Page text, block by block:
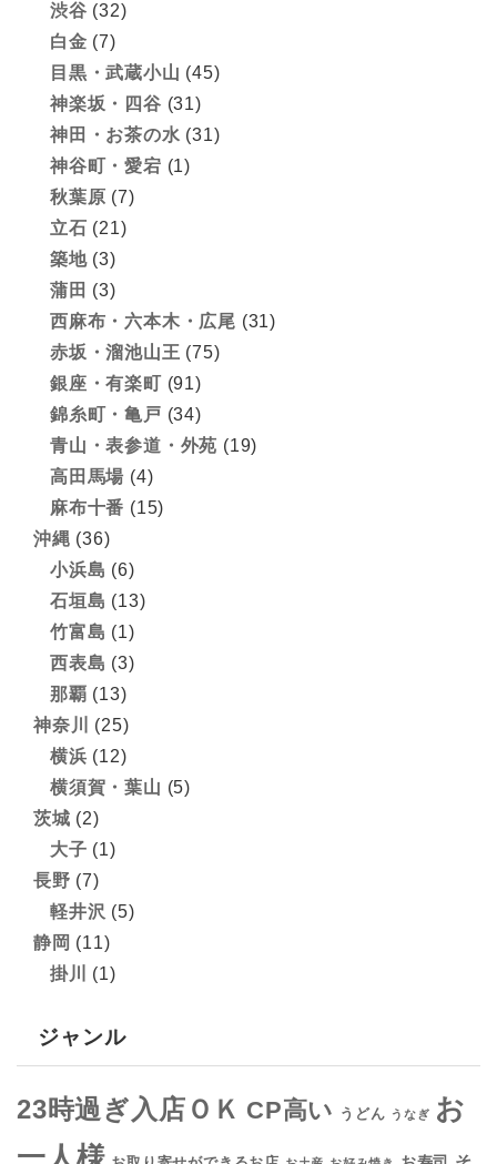
渋谷 (32)
白金 (7)
目黒・武蔵小山 (45)
神楽坂・四谷 (31)
神田・お茶の水 (31)
神谷町・愛宕 (1)
秋葉原 (7)
立石 (21)
築地(3)
蒲田 (3)
西麻布・六本木・広尾 (31)
赤坂・溜池山王 (75)
銀座・有楽町 (91)
錦糸町・亀戸 (34)
青山・表参道・外苑 (19)
高田馬場 (4)
麻布十番 (15)
沖縄 (36)
小浜島 (6)
石垣島 (13)
竹富島 (1)
西表島 (3)
那覇 (13)
神奈川
(25)
横浜 (12)
横須賀・葉山 (5)
茨城 (2)
大子 (1)
長野 (7)
軽井沢 (5)
静岡 (11)
掛川
(1)
ジャンル
23時過ぎ入店ＯＫ CP高い うどん うなぎ お
一人様